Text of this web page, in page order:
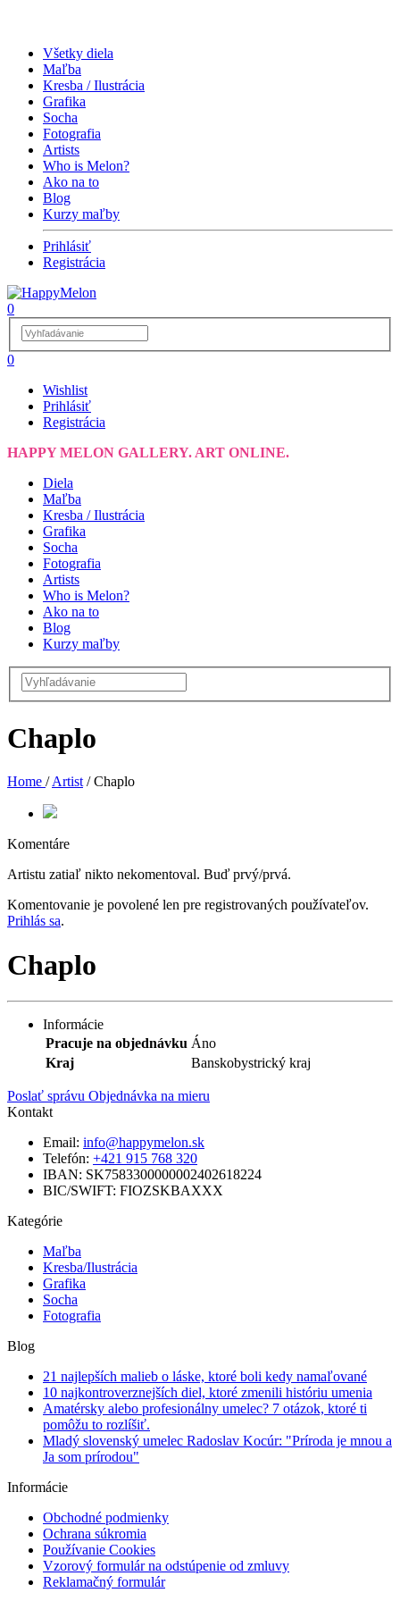
Všetky diela
Maľba
Kresba / Ilustrácia
Grafika
Socha
Fotografia
Artists
Who is Melon?
Ako na to
Blog
Kurzy maľby
Prihlásiť
Registrácia
0
0
Wishlist
Prihlásiť
Registrácia
HAPPY MELON GALLERY. ART ONLINE.
Diela
Maľba
Kresba / Ilustrácia
Grafika
Socha
Fotografia
Artists
Who is Melon?
Ako na to
Blog
Kurzy maľby
Chaplo
Home / Artist /Chaplo
Komentáre
Artistu zatiaľ nikto nekomentoval. Buď prvý/prvá.
Komentovanie je povolené len pre registrovaných používateľov.
Prihlás sa.
Chaplo
Informácie
Pracuje na objednávku Áno
Kraj
Banskobystrický kraj
Poslať správu Objednávka na mieru
Kontakt
Email: info@happymelon.sk
Telefón: +421 915 768 320
IBAN: SK7583300000002402618224
BIC/SWIFT: FIOZSKBAXXX
Kategórie
Maľba
Kresba/Ilustrácia
Grafika
Socha
Fotografia
Blog
21 najlepších malieb o láske, ktoré boli kedy namaľované
10 najkontroverznejších diel, ktoré zmenili históriu umenia
Amatérsky alebo profesionálny umelec? 7 otázok, ktoré ti
pomôžu to rozlíšiť.
Mladý slovenský umelec Radoslav Kocúr: "Príroda je mnou a
Ja som prírodou"
Informácie
Obchodné podmienky
Ochrana súkromia
Používanie Cookies
Vzorový formulár na odstúpenie od zmluvy
Reklamačný formulár